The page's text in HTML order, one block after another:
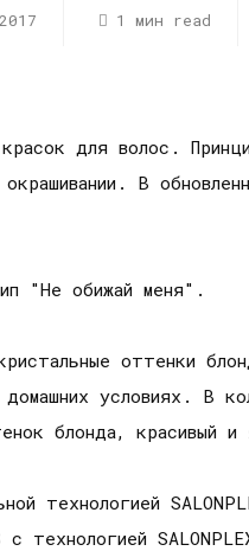
1 мин read
для волос.
В
"Не обижай меня".
оттенки
условиях. В
блонда, красивый
технологией